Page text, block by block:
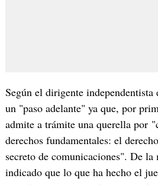
Según el dirigente independentista
un "paso adelante" ya que, por
admite a trámite una querella por
derechos fundamentales: el
secreto de comunicaciones". De la
indicado que lo que ha hecho el